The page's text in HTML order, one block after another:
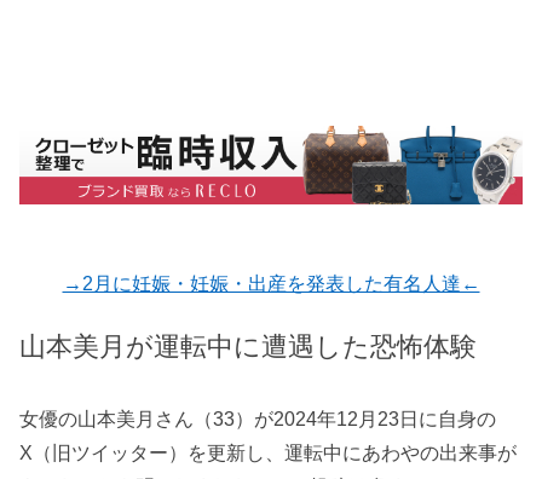
→2月に妊娠・妊娠・出産を発表した有名人達←
山本美月が運転中に遭遇した恐怖体験
女優の山本美月さん（33）が2024年12月23日に自身の
X（旧ツイッター）を更新し、運転中にあわやの出来事が